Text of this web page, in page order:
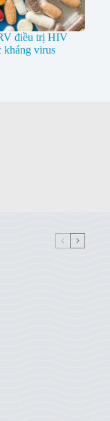
điều trị HIV
kháng virus